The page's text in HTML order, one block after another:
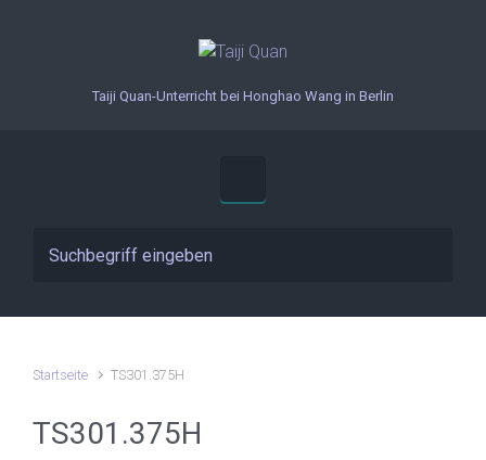
Taiji Quan-Unterricht bei Honghao Wang in Berlin
Startseite TS301.375H
TS301.375H